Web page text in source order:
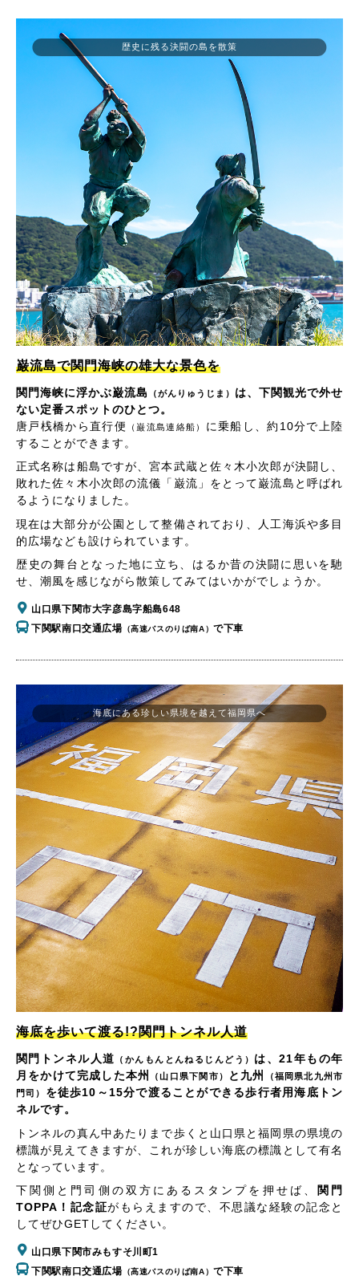
歴史に残る決闘の島を散策
巌流島で関門海峡の雄大な景色を
関門海峡に浮かぶ巌流島 （がんりゅうじま） は、下関観光で外せ
ない定番スポットのひとつ。
唐戸桟橋から直行便
（巌流島連絡船）
に乗船し、約10分で上陸
することができます。
正式名称は船島ですが、宮本武蔵と佐々木小次郎が決闘し、
敗れた佐々木小次郎の流儀「巌流」をとって巌流島と呼ばれ
るようになりました。
現在は大部分が公園として整備されており、人工海浜や多目
的広場なども設けられています。
歴史の舞台となった地に立ち、はるか昔の決闘に思いを馳
せ、潮風を感じながら散策してみてはいかがでしょうか。
山口県下関市大字彦島字船島648
下関駅南口交通広場 （高速バスのりば南A）で下車
海底を歩いて渡る!?関門トンネル人道
関門トンネル人道 （かんもんとんねるじんどう） は、21年もの年
月をかけて完成した本州
（山口県下関市） と九州
（福岡県北九州市
門司）
を徒歩10～15分で渡ることができる歩行者用海底トン
ネルです。
トンネルの真ん中あたりまで歩くと山口県と福岡県の県境の
標識が見えてきますが、これが珍しい海底の標識として有名
となっています。
下関側と門司側の双方にあるスタンプを押せば、
関門
TOPPA！記念証がもらえますので、不思議な経験の記念と
してぜひGETしてください。
山口県下関市みもすそ川町1
下関駅南口交通広場 （高速バスのりば南A）で下車
海底にある珍しい県境を越えて福岡県へ